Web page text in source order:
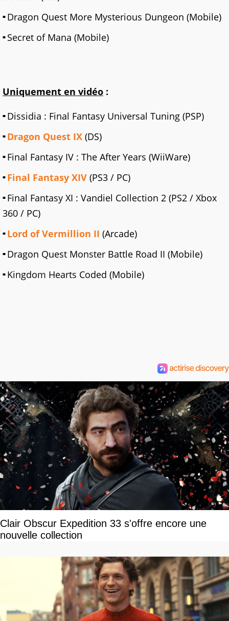
Dragon Quest More Mysterious Dungeon (Mobile)
Secret of Mana (Mobile)
Uniquement en vidéo :
Dissidia : Final Fantasy Universal Tuning (PSP)
Dragon Quest IX (DS)
Final Fantasy IV : The After Years (WiiWare)
Final Fantasy XIV (PS3 / PC)
Final Fantasy XI : Vandiel Collection 2 (PS2 / Xbox
360 / PC)
Lord of Vermillion II (Arcade)
Dragon Quest Monster Battle Road II (Mobile)
Kingdom Hearts Coded (Mobile)
Clair Obscur Expedition 33 s'offre encore une
nouvelle collection